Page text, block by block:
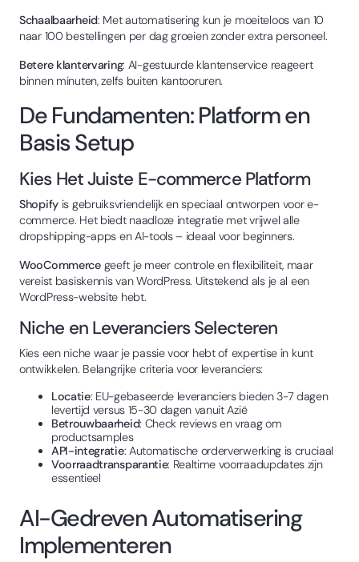
Schaalbaarheid: Met automatisering kun je moeiteloos van 10
naar 100 bestellingen per dag groeien zonder extra personeel.
Betere klantervaring: AI-gestuurde klantenservice reageert
binnen minuten, zelfs buiten kantooruren.
De Fundamenten: Platform en
Basis Setup
Kies Het Juiste E-commerce Platform
Shopifyis gebruiksvriendelijk en speciaal ontworpen voor e-
commerce. Het biedt naadloze integratie met vrijwel alle
dropshipping-apps en AI-tools – ideaal voor beginners.
WooCommercegeeft je meer controle en flexibiliteit, maar
vereist basiskennis van WordPress. Uitstekend als je al een
WordPress-website hebt.
Niche en Leveranciers Selecteren
Kies een niche waar je passie voor hebt of expertise in kunt
ontwikkelen. Belangrijke criteria voor leveranciers:
Locatie: EU-gebaseerde leveranciers bieden 3-7 dagen
levertijd versus 15-30 dagen vanuit Azië
Betrouwbaarheid: Check reviews en vraag om
productsamples
API-integratie: Automatische orderverwerking is cruciaal
Voorraadtransparantie: Realtime voorraadupdates zijn
essentieel
AI-Gedreven Automatisering
Implementeren